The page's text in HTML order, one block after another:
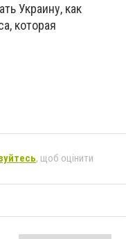
Украину, как
которая
, щоб оцінити